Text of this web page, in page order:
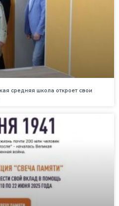
средняя школа откроет свои